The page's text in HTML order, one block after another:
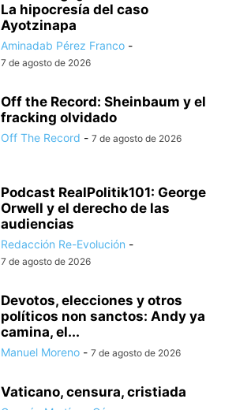
La hipocresía del caso
Ayotzinapa
Aminadab Pérez Franco -
7 de agosto de 2026
Off the Record: Sheinbaum y el
fracking olvidado
Off The Record - 7 de agosto de 2026
Podcast RealPolitik101: George
Orwell y el derecho de las
audiencias
Redacción Re-Evolución -
7 de agosto de 2026
Devotos, elecciones y otros
políticos non sanctos: Andy ya
camina, el...
Manuel Moreno - 7 de agosto de 2026
Vaticano, censura, cristiada